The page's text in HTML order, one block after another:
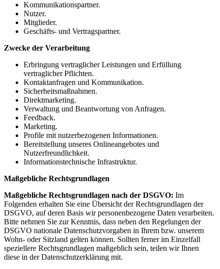
Kommunikationspartner.
Nutzer.
Mitglieder.
Geschäfts- und Vertragspartner.
Zwecke der Verarbeitung
Erbringung vertraglicher Leistungen und Erfüllung
vertraglicher Pflichten.
Kontaktanfragen und Kommunikation.
Sicherheitsmaßnahmen.
Direktmarketing.
Verwaltung und Beantwortung von Anfragen.
Feedback.
Marketing.
Profile mit nutzerbezogenen Informationen.
Bereitstellung unseres Onlineangebotes und
Nutzerfreundlichkeit.
Informationstechnische Infrastruktur.
Maßgebliche Rechtsgrundlagen
Maßgebliche Rechtsgrundlagen nach der DSGVO: Im
Folgenden erhalten Sie eine Übersicht der Rechtsgrundlagen der
DSGVO, auf deren Basis wir personenbezogene Daten verarbeiten.
Bitte nehmen Sie zur Kenntnis, dass neben den Regelungen der
DSGVO nationale Datenschutzvorgaben in Ihrem bzw. unserem
Wohn- oder Sitzland gelten können. Sollten ferner im Einzelfall
speziellere Rechtsgrundlagen maßgeblich sein, teilen wir Ihnen
diese in der Datenschutzerklärung mit.